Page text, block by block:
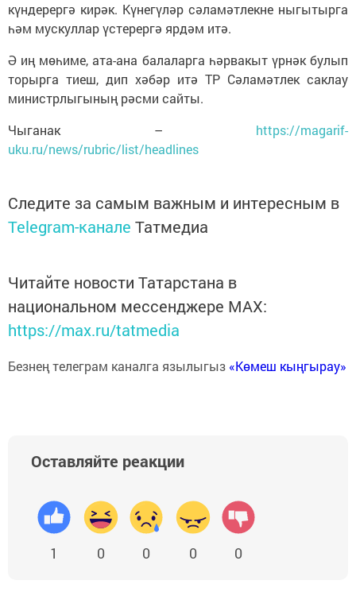
күндерергә кирәк. Күнегүләр сәламәтлекне ныгытырга
һәм мускуллар үстерергә ярдәм итә.
Ә иң мөһиме, ата-ана балаларга һәрвакыт үрнәк булып
торырга тиеш, дип хәбәр итә ТР Сәламәтлек саклау
министрлыгының рәсми сайты.
Чыганак – https://magarif-
uku.ru/news/rubric/list/headlines
Следите за самым важным и интересным в
Telegram-канале Татмедиа
Читайте новости Татарстана в
национальном мессенджере MАХ:
https://max.ru/tatmedia
Безнең телеграм каналга язылыгыз «Көмеш кыңгырау»
Оставляйте реакции
1 0 0 0 0